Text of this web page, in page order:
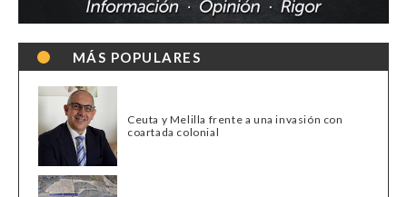
MÁS POPULARES
Ceuta y Melilla frente a una invasión con
coartada colonial